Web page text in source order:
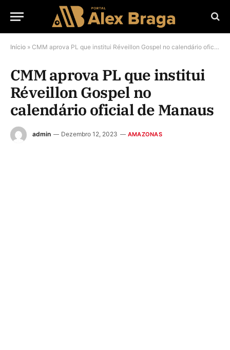
Início » CMM aprova PL que institui Réveillon Gospel no calendário oficial de Manaus
CMM aprova PL que institui
Réveillon Gospel no
calendário oficial de Manaus
admin Dezembro 12, 2023 AMAZONAS